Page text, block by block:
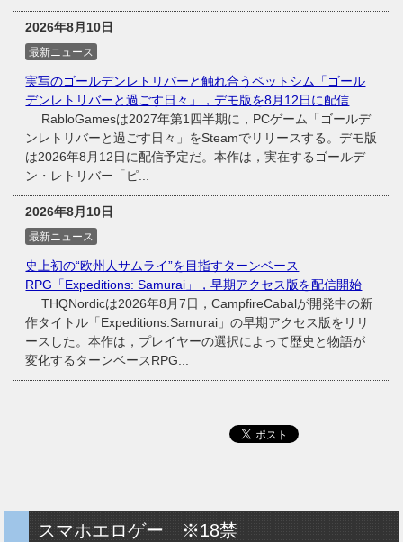
2026年8月10日
最新ニュース
実写のゴールデンレトリバーと触れ合うペットシム「ゴール
デンレトリバーと過ごす日々」，デモ版を8月12日に配信
RabloGamesは2027年第1四半期に，PCゲーム「ゴールデ
ンレトリバーと過ごす日々」をSteamでリリースする。デモ版
は2026年8月12日に配信予定だ。本作は，実在するゴールデ
ン・レトリバー「ピ...
2026年8月10日
最新ニュース
史上初の“欧州人サムライ”を目指すターンベース
RPG「Expeditions: Samurai」，早期アクセス版を配信開始
THQNordicは2026年8月7日，CampfireCabalが開発中の新
作タイトル「Expeditions:Samurai」の早期アクセス版をリリ
ースした。本作は，プレイヤーの選択によって歴史と物語が
変化するターンベースRPG...
スマホエロゲー ※18禁